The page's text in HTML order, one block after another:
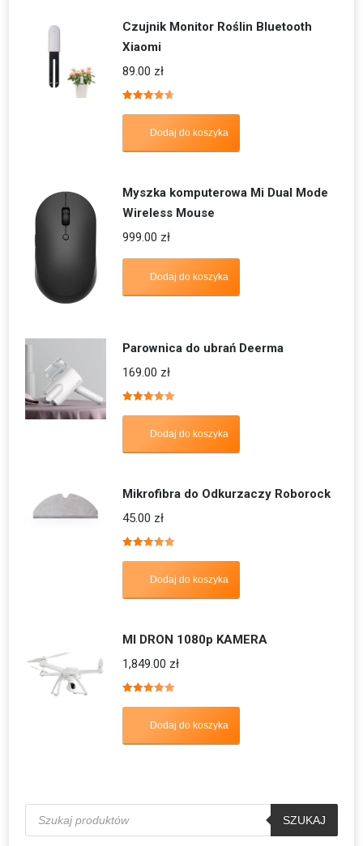
Czujnik Monitor Roślin Bluetooth
Xiaomi
89.00 zł
Dodaj do koszyka
Myszka komputerowa Mi Dual Mode
Wireless Mouse
999.00 zł
Dodaj do koszyka
Parownica do ubrań Deerma
169.00 zł
5.00
Dodaj do koszyka
Mikrofibra do Odkurzaczy Roborock
45.00 zł
5.00
Dodaj do koszyka
MI DRON 1080p KAMERA
1,849.00 zł
5.00
Dodaj do koszyka
Wyszukiwarka
produktów
SZUKAJ